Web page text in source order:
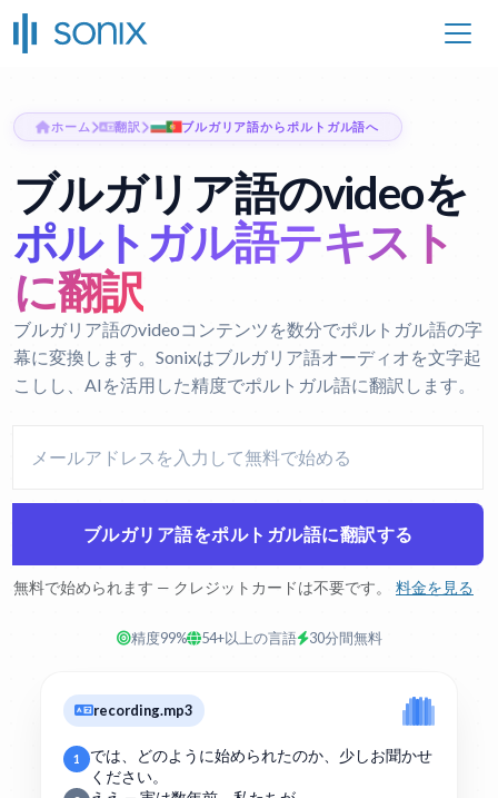
ホーム 翻訳 ブルガリア語からポルトガル語へ
ブルガリア語のvideoを
ポルトガル語テキスト
に翻訳
ブルガリア語のvideoコンテンツを数分でポルトガル語の字
幕に変換します。Sonixはブルガリア語オーディオを文字起
こしし、AIを活用した精度でポルトガル語に翻訳します。
ブルガリア語をポルトガル語に翻訳する
無料で始められます — クレジットカードは不要です。 料金を見る
精度99% 54+以上の言語 30分間無料
recording.mp3
1
では、どのように始められたのか、少しお聞かせ
ください。